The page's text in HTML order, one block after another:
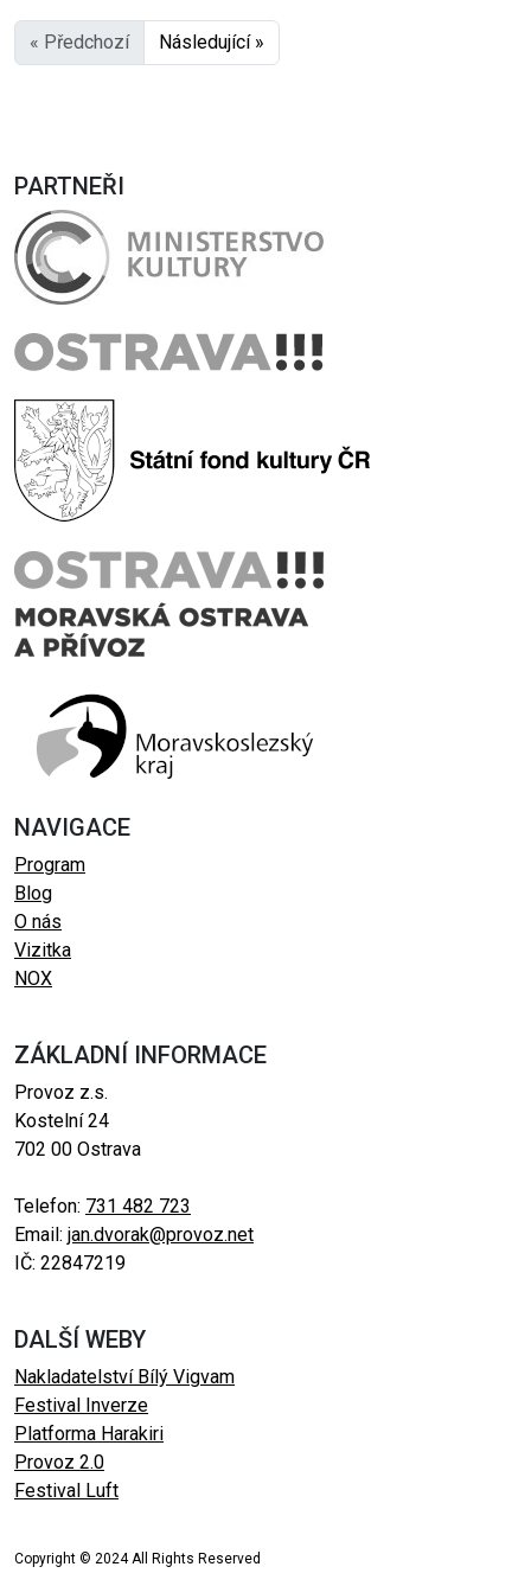
« Předchozí Následující »
PARTNEŘI
NAVIGACE
Program
Blog
O nás
Vizitka
NOX
ZÁKLADNÍ INFORMACE
Provoz z.s.
Kostelní 24
702 00 Ostrava
Telefon: 731 482 723
Email: jan.dvorak@provoz.net
IČ: 22847219
DALŠÍ WEBY
Nakladatelství Bílý Vigvam
Festival Inverze
Platforma Harakiri
Provoz 2.0
Festival Luft
Copyright © 2024 All Rights Reserved